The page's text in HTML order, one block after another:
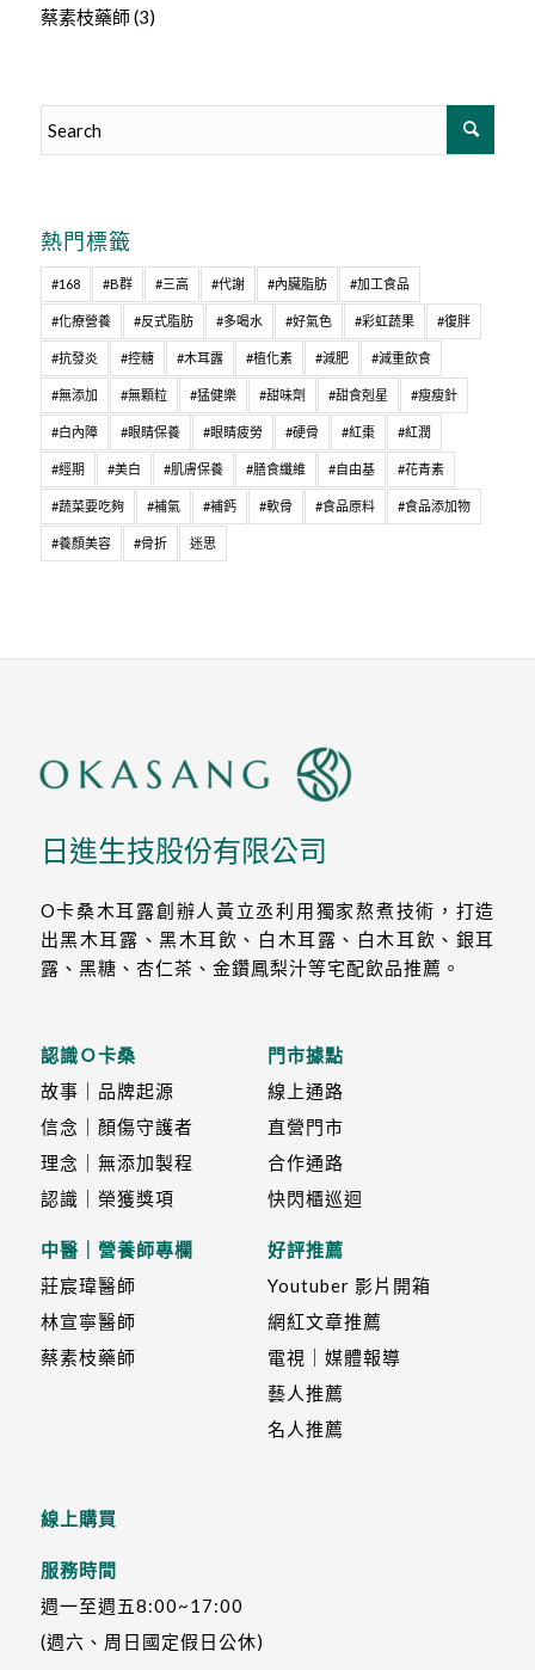
蔡素枝藥師(3)
熱門標籤
#168 #B群 #三高 #代謝 #內臟脂肪 #加工食品
#化療營養 #反式脂肪 #多喝水 #好氣色 #彩虹蔬果 #復胖
#抗發炎 #控糖 #木耳露 #植化素 #減肥 #減重飲食
#無添加 #無顆粒 #猛健樂 #甜味劑 #甜食剋星 #瘦瘦針
#白內障 #眼睛保養 #眼睛疲勞 #硬骨 #紅棗 #紅潤
#經期 #美白 #肌膚保養 #膳食纖維 #自由基 #花青素
#蔬菜要吃夠 #補氣 #補鈣 #軟骨 #食品原料 #食品添加物
#養顏美容 #骨折 迷思
日進生技股份有限公司
O卡桑木耳露創辦人黃立丞利用獨家熬煮技術，打造
出黑木耳露、黑木耳飲、白木耳露、白木耳飲、銀耳
露、黑糖、杏仁茶、金鑽鳳梨汁等宅配飲品推薦。
認識Ｏ卡桑
故事｜品牌起源
信念｜顏傷守護者
理念｜無添加製程
認識｜榮獲獎項
中醫｜營養師專欄
莊宸瑋醫師
林宣寧醫師
蔡素枝藥師
門市據點
線上通路
直營門市
合作通路
快閃櫃巡迴
好評推薦
Youtuber 影片開箱
網紅文章推薦
電視｜媒體報導
藝人推薦
名人推薦
線上購買
服務時間
週一至週五8:00~17:00
(週六、周日國定假日公休)